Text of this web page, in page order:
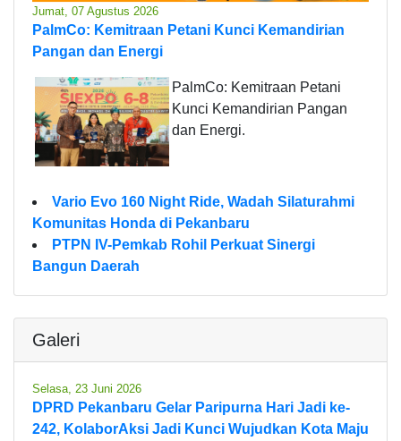
Jumat, 07 Agustus 2026
PalmCo: Kemitraan Petani Kunci Kemandirian
Pangan dan Energi
PalmCo: Kemitraan Petani
Kunci Kemandirian Pangan
dan Energi.
Vario Evo 160 Night Ride, Wadah Silaturahmi
Komunitas Honda di Pekanbaru
PTPN IV-Pemkab Rohil Perkuat Sinergi
Bangun Daerah
Galeri
Selasa, 23 Juni 2026
DPRD Pekanbaru Gelar Paripurna Hari Jadi ke-
242, KolaborAksi Jadi Kunci Wujudkan Kota Maju